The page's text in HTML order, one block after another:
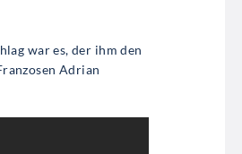
war es, der ihm den
Adrian